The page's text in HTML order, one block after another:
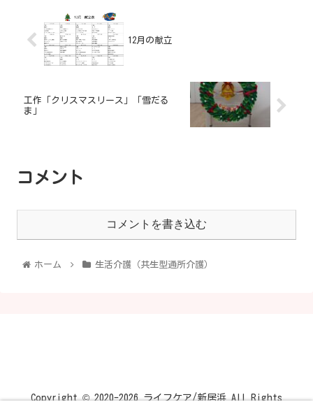
12月の献立
工作「クリスマスリース」「雪だる
ま」
コメント
コメントを書き込む
ホーム 生活介護（共生型通所介護）
Copyright © 2020-2026 ライフケア/新居浜 All Rights